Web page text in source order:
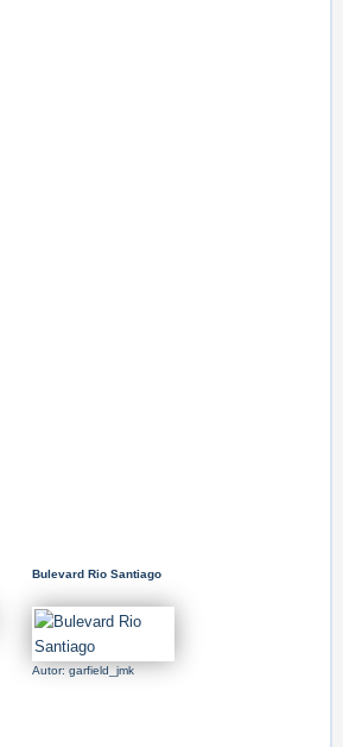
Bulevard Rio Santiago
Autor: garfield_jmk